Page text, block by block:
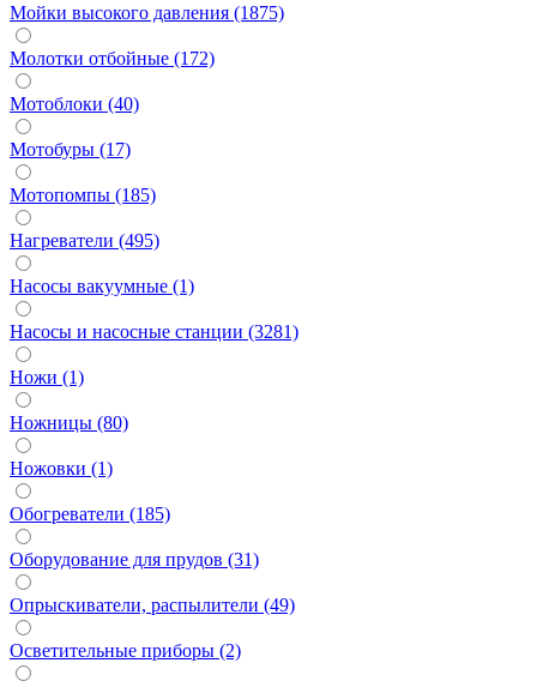
Мойки высокого давления (1875)
Молотки отбойные (172)
Мотоблоки (40)
Мотобуры (17)
Мотопомпы (185)
Нагреватели (495)
Насосы вакуумные (1)
Насосы и насосные станции (3281)
Ножи (1)
Ножницы (80)
Ножовки (1)
Обогреватели (185)
Оборудование для прудов (31)
Опрыскиватели, распылители (49)
Осветительные приборы (2)